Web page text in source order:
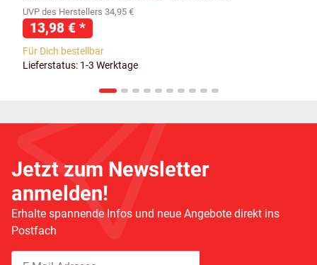
UVP des Herstellers 34,95 €
13,98 € *
Für Dich bestellbar
Lieferstatus: 1-3 Werktage
Jetzt zum Newsletter
anmelden!
Erhalte spannende Infos und neue Angebote direkt ins
Postfach